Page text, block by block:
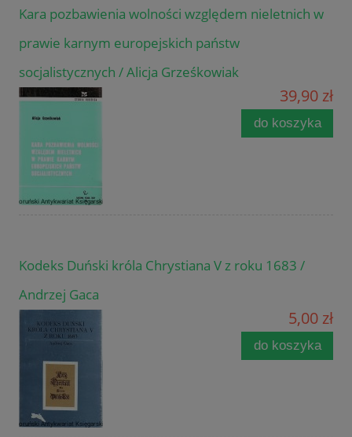
Kara pozbawienia wolności względem nieletnich w
prawie karnym europejskich państw
socjalistycznych / Alicja Grześkowiak
39,90 zł
do koszyka
Kodeks Duński króla Chrystiana V z roku 1683 /
Andrzej Gaca
5,00 zł
do koszyka